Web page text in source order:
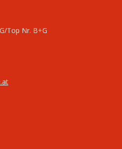
Top Nr. B+G